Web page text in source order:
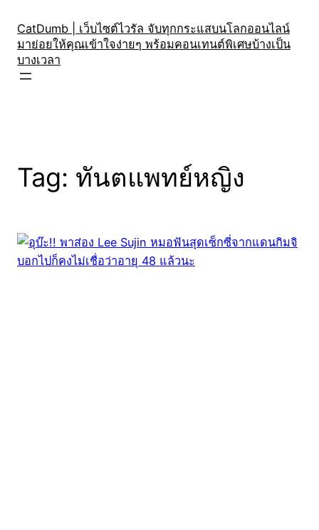
content
CatDumb | เว็บไซต์ไวรัล จับทุกกระแสบนโลกออนไลน์
มาย่อยให้คุณเข้าใจง่ายๆ พร้อมคอนเทนต์พิเศษบ้างเป็น
บางเวลา
Tag: ทันตแพทย์หญิง